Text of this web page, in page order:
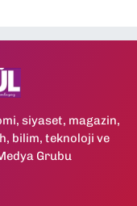
siyaset, magazin,
bilim, teknoloji ve
Grubu